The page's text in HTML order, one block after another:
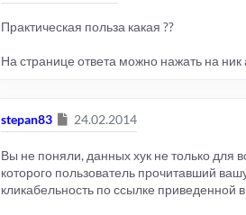
Практическая польза какая ??
На странице ответа можно нажать на
stepan83 Сообщение
24.02.2014
Вы не поняли, данных хук не только для
которого пользователь прочитавший
кликабельность по ссылке приведенной